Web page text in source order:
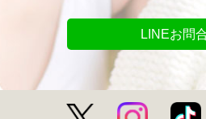
LINEお問